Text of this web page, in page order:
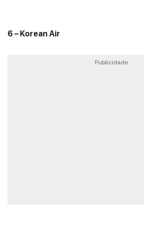
6 – Korean Air
Publicidade